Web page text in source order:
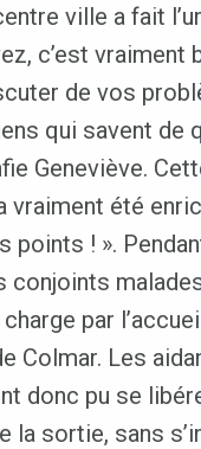
ville a fait
c’est vraiment
de vos
qui savent de
Geneviève.
vraiment été
points ! ».
conjoints
par
Colmar. Les
donc pu se
la sortie, sans